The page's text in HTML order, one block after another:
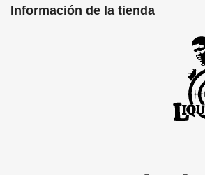
Información de la tienda